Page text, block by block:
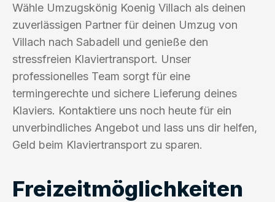
Wähle Umzugskönig Koenig Villach als deinen
zuverlässigen Partner für deinen Umzug von
Villach nach Sabadell und genieße den
stressfreien Klaviertransport. Unser
professionelles Team sorgt für eine
termingerechte und sichere Lieferung deines
Klaviers. Kontaktiere uns noch heute für ein
unverbindliches Angebot und lass uns dir helfen,
Geld beim Klaviertransport zu sparen.
Freizeitmöglichkeiten